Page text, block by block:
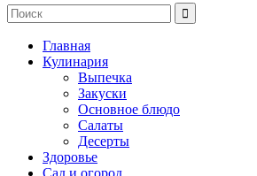
Главная
Кулинария
Выпечка
Закуски
Основное блюдо
Салаты
Десерты
Здоровье
Сад и огород